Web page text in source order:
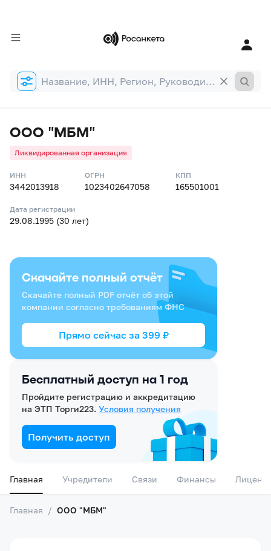
Форма
поиска
ООО "МБМ"
Ликвидированная организация
ИНН
3442013918
ОГРН
1023402647058
КПП
165501001
Дата регистрации
29.08.1995 (30 лет)
Бесплатный доступ на 1 год
Пройдите регистрацию и аккредитацию
на ЭТП Торги223. Условия получения
Получить доступ
Скачайте полный отчёт
Скачайте полный PDF отчёт об этой
компании согласно требованиям ФНС
Прямо сейчас за 399 ₽
Главная Учредители Связи Финансы
Главная / ООО "МБМ"